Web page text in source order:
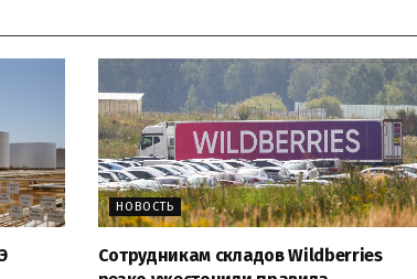
НОВОСТЬ
Сотрудникам складов Wildberries